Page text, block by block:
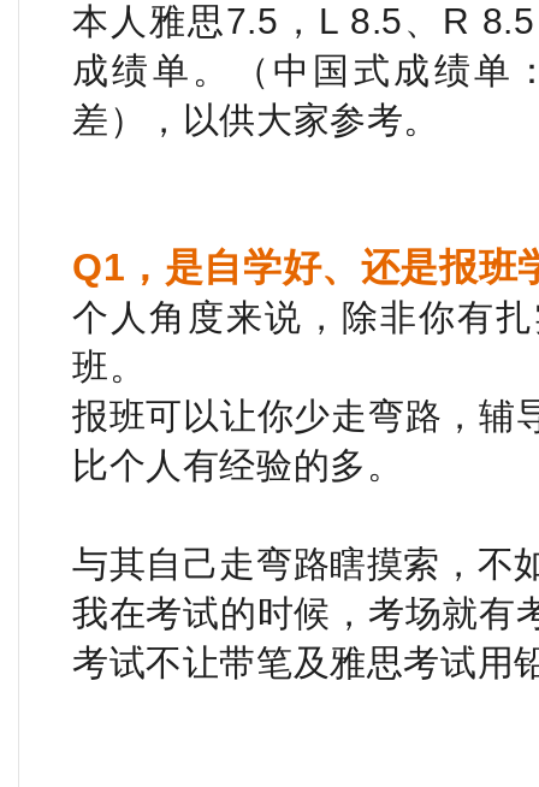
本人雅思7.5，L 8.5、R
成绩单。（中国式成绩单
差），以供大家参考。
Q1，是自学好、还是报班
个人角度来说，除非你有
班。
报班可以让你少走弯路，辅
比个人有经验的多。
与其自己走弯路瞎摸索，不
我在考试的时候，考场就有
考试不让带笔及雅思考试用